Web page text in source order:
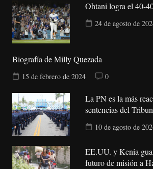
Ohtani logra el 40-
24 de agosto de
Biografía de Milly Quezada
15 de febrero de 2024 0
La PN es la más
sentencias del
10 de agosto de
EE.UU. y Kenia
futuro de misión a